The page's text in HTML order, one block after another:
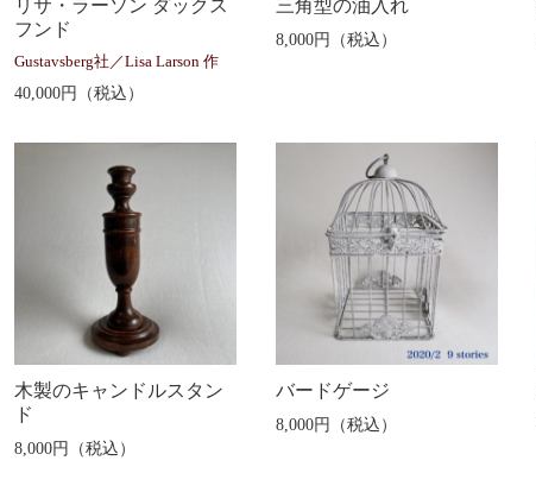
リサ・ラーソン ダックス
フンド
Gustavsberg社／Lisa Larson 作
40,000円（税込）
三角型の油入れ
8,000円（税込）
木製のキャンドルスタン
ド
8,000円（税込）
バードゲージ
8,000円（税込）